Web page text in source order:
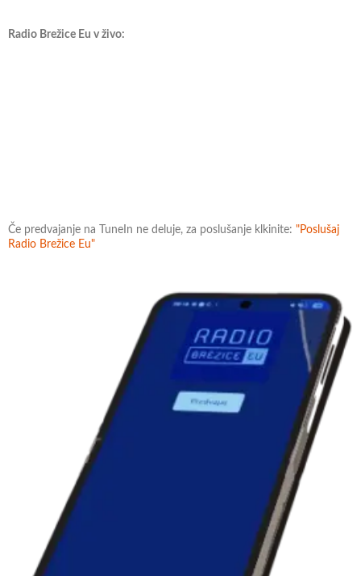
Radio Brežice Eu v živo:
Če predvajanje na TuneIn ne deluje, za poslušanje klkinite: "Poslušaj
Radio Brežice Eu"